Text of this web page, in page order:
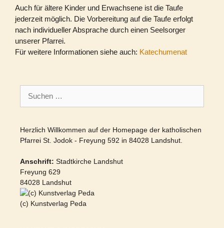
Auch für ältere Kinder und Erwachsene ist die Taufe
jederzeit möglich. Die Vorbereitung auf die Taufe erfolgt
nach individueller Absprache durch einen Seelsorger
unserer Pfarrei.
Für weitere Informationen siehe auch: Katechumenat
nach:
Herzlich Willkommen auf der Homepage der katholischen
Pfarrei St. Jodok - Freyung 592 in 84028 Landshut.
Anschrift: Stadtkirche Landshut
Freyung 629
84028 Landshut
(c) Kunstverlag Peda